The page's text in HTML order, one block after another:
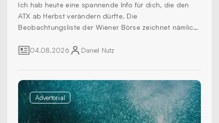
Ich hab heute eine spannende Info für dich, die den
ATX ab Herbst verändern dürfte. Die
Beobachtungsliste der Wiener Börse zeichnet nämlich
rein und raus fällt.
04.08.2026 Daniel Nutz
Advertorial